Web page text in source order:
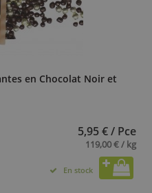
en Chocolat Noir et
5,95 € / Pce
119,00 € / kg
En stock